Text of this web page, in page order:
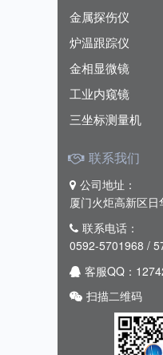
金属探伤仪
炉温跟踪仪
金相显微镜
工业内窥镜
三坐标测量机
联系我们
公司地址：
厦门火炬高新区
联系电话：
0592-5701968 /
客服QQ：
扫描二维码